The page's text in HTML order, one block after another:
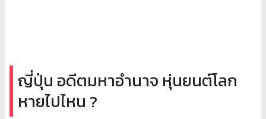
ญี่ปุ่น อดีตมหาอำนาจ หุ่นยนต์โลก
หายไปไหน ?